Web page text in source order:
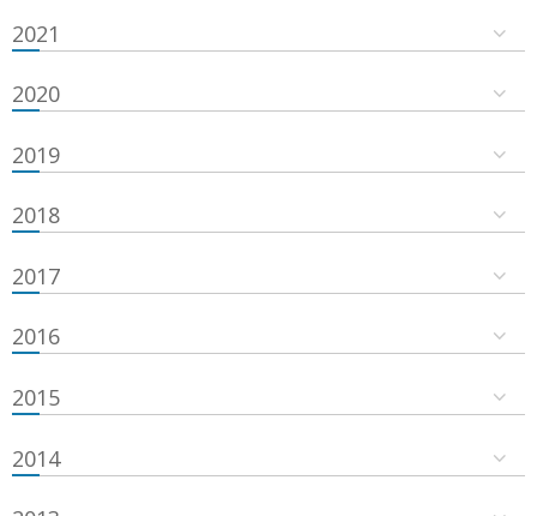
2021
2020
2019
2018
2017
2016
2015
2014